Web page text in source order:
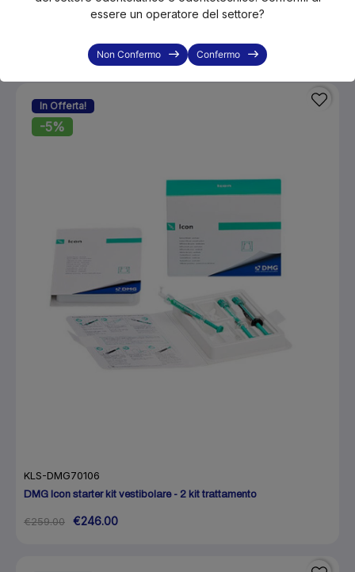
Dentsply Nupro coppette gusto ARANCIA s/fluoro GRANA MEDIA
€79.50
In Offerta!
-5%
KLS-DMG70106
DMG Icon starter kit vestibolare - 2 kit trattamento
€259.00 €246.00
essere un operatore del settore?
Non Confermo Confermo